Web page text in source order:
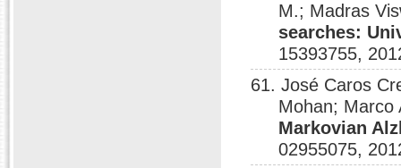
M.; Madras
searches:
15393755,
61. José Caros
Mohan;
Markovian
02955075,